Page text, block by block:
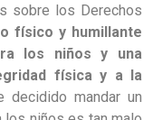
sobre los Derechos
físico y humillante
los niños y una
física y a la
mandar un